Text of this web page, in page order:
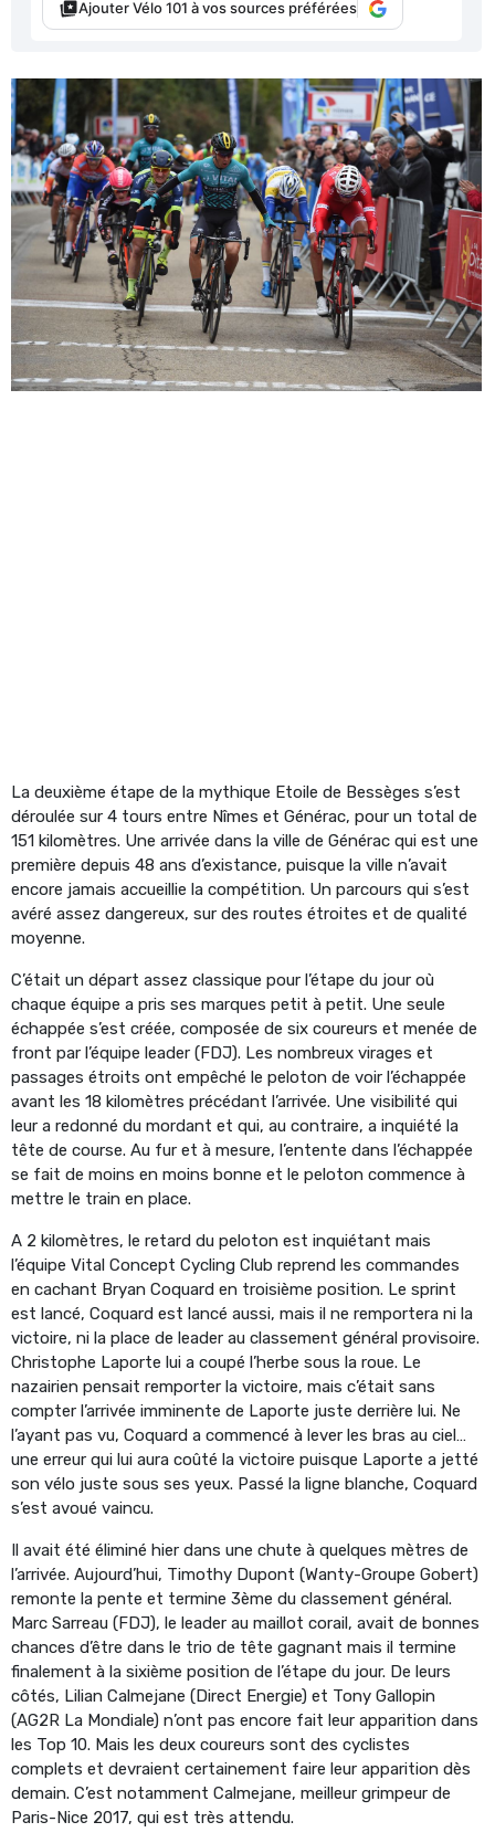
Ajouter Vélo 101 à vos sources préférées
La deuxième étape de la mythique Etoile de Bessèges s’est
déroulée sur 4 tours entre Nîmes et Générac, pour un total de
151 kilomètres. Une arrivée dans la ville de Générac qui est une
première depuis 48 ans d’existance, puisque la ville n’avait
encore jamais accueillie la compétition. Un parcours qui s’est
avéré assez dangereux, sur des routes étroites et de qualité
moyenne.
C’était un départ assez classique pour l’étape du jour où
chaque équipe a pris ses marques petit à petit. Une seule
échappée s’est créée, composée de six coureurs et menée de
front par l’équipe leader (FDJ). Les nombreux virages et
passages étroits ont empêché le peloton de voir l’échappée
avant les 18 kilomètres précédant l’arrivée. Une visibilité qui
leur a redonné du mordant et qui, au contraire, a inquiété la
tête de course. Au fur et à mesure, l’entente dans l’échappée
se fait de moins en moins bonne et le peloton commence à
mettre le train en place.
A 2 kilomètres, le retard du peloton est inquiétant mais
l’équipe Vital Concept Cycling Club reprend les commandes
en cachant Bryan Coquard en troisième position. Le sprint
est lancé, Coquard est lancé aussi, mais il ne remportera ni la
victoire, ni la place de leader au classement général provisoire.
Christophe Laporte lui a coupé l’herbe sous la roue. Le
nazairien pensait remporter la victoire, mais c’était sans
compter l’arrivée imminente de Laporte juste derrière lui. Ne
l’ayant pas vu, Coquard a commencé à lever les bras au ciel…
une erreur qui lui aura coûté la victoire puisque Laporte a jetté
son vélo juste sous ses yeux. Passé la ligne blanche, Coquard
s’est avoué vaincu.
Il avait été éliminé hier dans une chute à quelques mètres de
l’arrivée. Aujourd’hui, Timothy Dupont (Wanty-Groupe Gobert)
remonte la pente et termine 3ème du classement général.
Marc Sarreau (FDJ), le leader au maillot corail, avait de bonnes
chances d’être dans le trio de tête gagnant mais il termine
finalement à la sixième position de l’étape du jour. De leurs
côtés, Lilian Calmejane (Direct Energie) et Tony Gallopin
(AG2R La Mondiale) n’ont pas encore fait leur apparition dans
les Top 10. Mais les deux coureurs sont des cyclistes
complets et devraient certainement faire leur apparition dès
demain. C’est notamment Calmejane, meilleur grimpeur de
Paris-Nice 2017, qui est très attendu.